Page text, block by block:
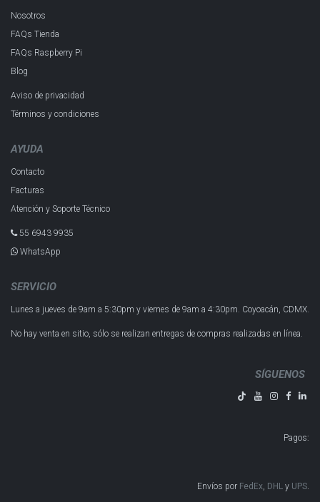
Nosotros
FAQs Tienda
FAQs Raspberry Pi
Blog
Aviso de privacidad
Términos y condiciones
AYUDA
Contacto
Facturas
Atención y Soporte Técnico
55 6943 993​5
WhatsApp
SERVICIO
Lunes a jueves de 9am a 5:30pm y viernes de 9am a 4:30pm. Coyoacán, CDMX.
No hay venta en sitio, sólo se realizan entregas de compras realizadas en línea.
SÍGUENOS
Pagos:
Envíos por FedEx, DHL y UPS​​​​​​.